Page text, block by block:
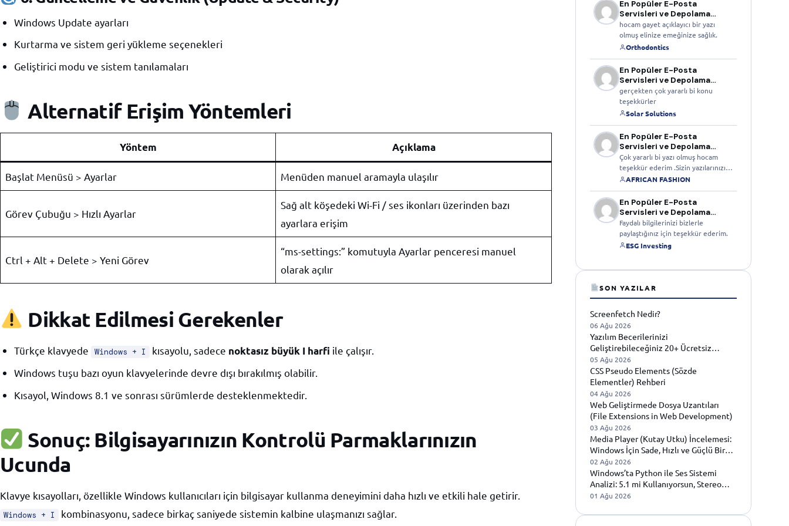
Windows Update ayarları
Kurtarma ve sistem geri yükleme seçenekleri
Geliştirici modu ve sistem tanılamaları
Alternatif Erişim Yöntemleri
Yöntem Açıklama
Başlat Menüsü > Ayarlar Menüden manuel aramayla ulaşılır
Görev Çubuğu > Hızlı Ayarlar
Sağ alt köşedeki Wi-Fi / ses ikonları üzerinden bazı
ayarlara erişim
Ctrl + Alt + Delete > Yeni Görev
“ms-settings:” komutuyla Ayarlar penceresi manuel
olarak açılır
Dikkat Edilmesi Gerekenler
Türkçe klavyede Windows + I kısayolu, sadece noktasız büyük I harfi ile çalışır.
Windows tuşu bazı oyun klavyelerinde devre dışı bırakılmış olabilir.
Kısayol, Windows 8.1 ve sonrası sürümlerde desteklenmektedir.
Sonuç: Bilgisayarınızın Kontrolü Parmaklarınızın
Ucunda
Klavye kısayolları, özellikle Windows kullanıcıları için bilgisayar kullanma deneyimini daha hızlı ve etkili hale getirir.
Windows + I kombinasyonu, sadece birkaç saniyede sistemin kalbine ulaşmanızı sağlar.
En Popüler E-Posta
Servisleri ve Depolama
Alanları
hocam gayet açıklayıcı bir yazı
olmuş elinize emeğinize sağlık.
Orthodontics
En Popüler E-Posta
Servisleri ve Depolama
Alanları
gerçekten çok yararlı bi konu
teşekkürler
Solar Solutions
En Popüler E-Posta
Servisleri ve Depolama
Alanları
Çok yararlı bi yazı olmuş hocam
teşekkür ederim .Sizin yazılarınızı…
AFRICAN FASHION
En Popüler E-Posta
Servisleri ve Depolama
Alanları
Faydalı bilgilerinizi bizlerle
paylaştığınız için teşekkür ederim.
ESG Investing
SON YAZILAR
Screenfetch Nedir?
06 Ağu 2026
Yazılım Becerilerinizi
Geliştirebileceğiniz 20+ Ücretsiz
Öğrenme Platformu
05 Ağu 2026
CSS Pseudo Elements (Sözde
Elementler) Rehberi
04 Ağu 2026
Web Geliştirmede Dosya Uzantıları
(File Extensions in Web Development)
03 Ağu 2026
Media Player (Kutay Utku) İncelemesi:
Windows İçin Sade, Hızlı ve Güçlü Bir
Medya Oynatıcı
02 Ağu 2026
Windows’ta Python ile Ses Sistemi
Analizi: 5.1 mi Kullanıyorsun, Stereo
mu? Sıfırdan İleri Seviyeye Tam Rehber
01 Ağu 2026